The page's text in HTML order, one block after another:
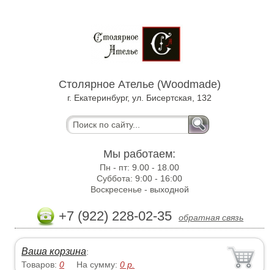
Столярное Ателье (Woodmade)
г. Екатеринбург, ул. Бисертская, 132
Мы работаем:
Пн - пт:9.00 - 18.00
Суббота:9:00 - 16:00
Воскресенье - выходной
+7 (922) 228-02-35 обратная связь
Ваша корзина:
Товаров:0 На сумму:0 р.